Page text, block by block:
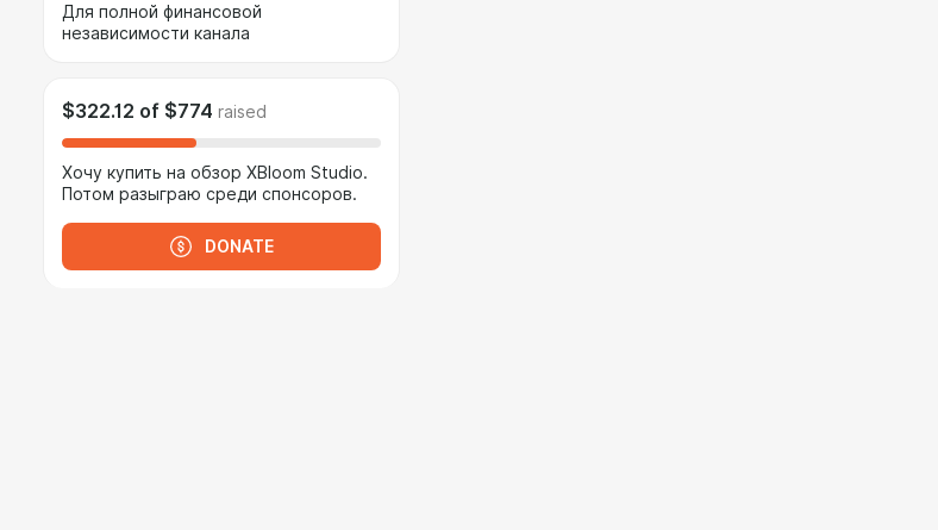
Для полной финансовой
независимости канала
$322.12 of $774 raised
Хочу купить на обзор XBloom Studio.
Потом разыграю среди спонсоров.
DONATE